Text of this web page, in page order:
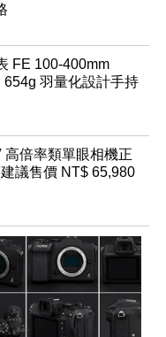
FE 100-400mm
654g 羽量化設計手持
高倍率類單眼相機正
議售價 NT$ 65,980